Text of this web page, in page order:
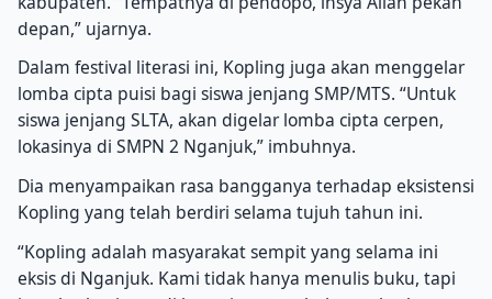
depan,” ujarnya.
Dalam festival literasi ini, Kopling juga akan menggelar
lomba cipta puisi bagi siswa jenjang SMP/MTS. “Untuk
siswa jenjang SLTA, akan digelar lomba cipta cerpen,
lokasinya di SMPN 2 Nganjuk,” imbuhnya.
Dia menyampaikan rasa bangganya terhadap eksistensi
Kopling yang telah berdiri selama tujuh tahun ini.
“Kopling adalah masyarakat sempit yang selama ini
eksis di Nganjuk. Kami tidak hanya menulis buku, tapi